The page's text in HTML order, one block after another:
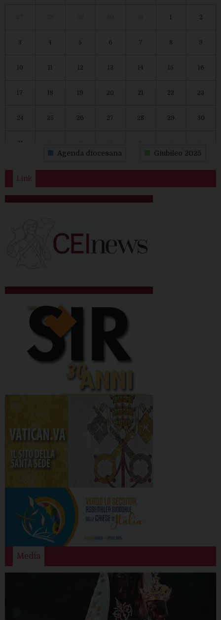
1 2
3 4 5 6 7 8 9
10 11 12 13 14 15 16
17 18 19 20 21 22 23
24 25 26 27 28 29 30
31
Agenda diocesana Giubileo 2025
Link
Media